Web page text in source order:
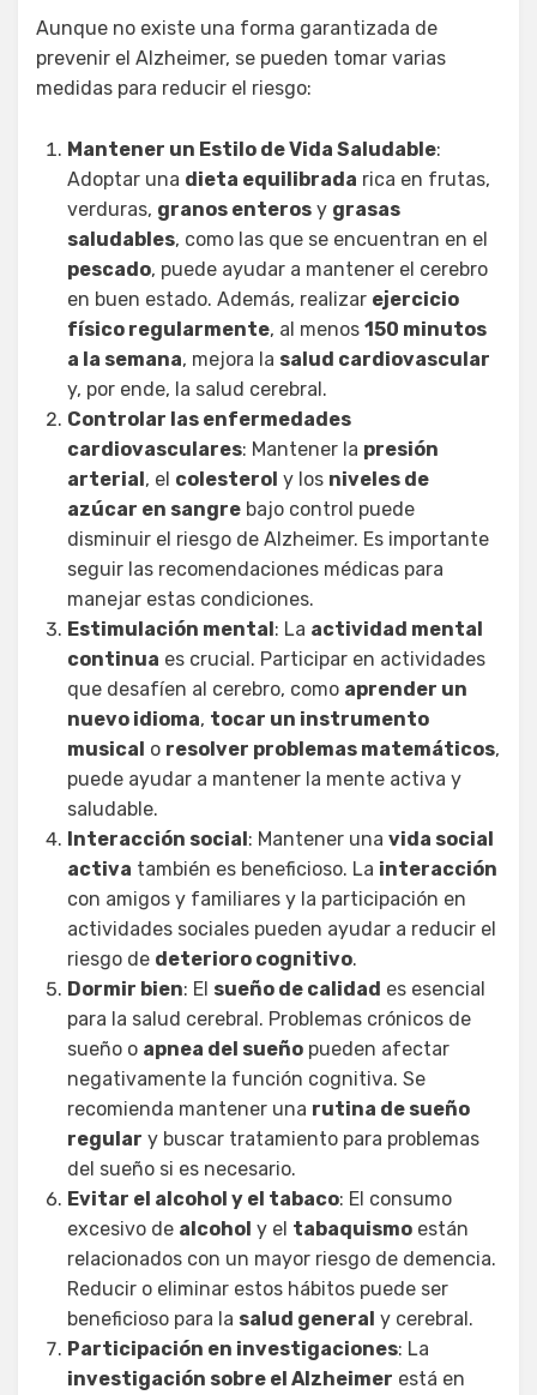
Aunque no existe una forma garantizada de
prevenir el Alzheimer, se pueden tomar varias
medidas para reducir el riesgo:
Mantener un Estilo de Vida Saludable:
Adoptar una dieta equilibrada rica en frutas,
verduras, granos enteros y grasas
saludables, como las que se encuentran en el
pescado, puede ayudar a mantener el cerebro
en buen estado. Además, realizar ejercicio
físico regularmente, al menos 150 minutos
a la semana, mejora la salud cardiovascular
y, por ende, la salud cerebral.
Controlar las enfermedades
cardiovasculares: Mantener la presión
arterial, el colesterol y los niveles de
azúcar en sangre bajo control puede
disminuir el riesgo de Alzheimer. Es importante
seguir las recomendaciones médicas para
manejar estas condiciones.
Estimulación mental: La actividad mental
continua es crucial. Participar en actividades
que desafíen al cerebro, como aprender un
nuevo idioma, tocar un instrumento
musical o resolver problemas matemáticos,
puede ayudar a mantener la mente activa y
saludable.
Interacción social: Mantener una vida social
activa también es beneficioso. La interacción
con amigos y familiares y la participación en
actividades sociales pueden ayudar a reducir el
riesgo de deterioro cognitivo.
Dormir bien: El sueño de calidad es esencial
para la salud cerebral. Problemas crónicos de
sueño o apnea del sueño pueden afectar
negativamente la función cognitiva. Se
recomienda mantener una rutina de sueño
regular y buscar tratamiento para problemas
del sueño si es necesario.
Evitar el alcohol y el tabaco: El consumo
excesivo de alcohol y el tabaquismo están
relacionados con un mayor riesgo de demencia.
Reducir o eliminar estos hábitos puede ser
beneficioso para la salud general y cerebral.
Participación en investigaciones: La
investigación sobre el Alzheimer está en